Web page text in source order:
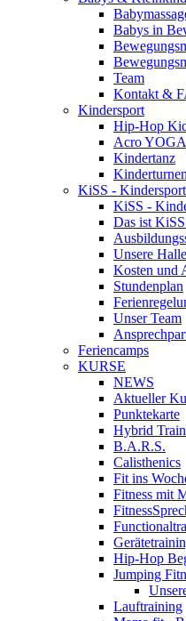
Babys in
Team
Kontakt &
Kindersport
Hip-Hop
Acro YOGA
Kindertanz
Kinderturnen
KiSS -
KiSS -
Das ist
Unsere
Kosten und
Stundenplan
Unser Team
Feriencamps
KURSE
NEWS
Aktueller
Punktekarte
Hybrid
B.A.R.S.
Calisthenics
Fit ins
Fitness mit
Hip-Hop
Jumping
Lauftraining